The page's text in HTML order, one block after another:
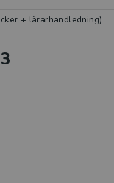
+ lärarhandledning)